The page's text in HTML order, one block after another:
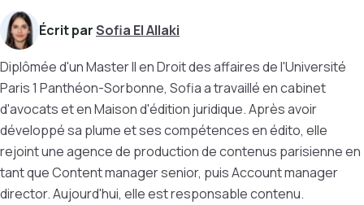
Écrit parSofia El Allaki
Diplômée d'un Master II en Droit des affaires de l'Université
Paris 1 Panthéon-Sorbonne, Sofia a travaillé en cabinet
d'avocats et en Maison d'édition juridique. Après avoir
développé sa plume et ses compétences en édito, elle
rejoint une agence de production de contenus parisienne en
tant que Content manager senior, puis Account manager
director. Aujourd'hui, elle est responsable contenu.